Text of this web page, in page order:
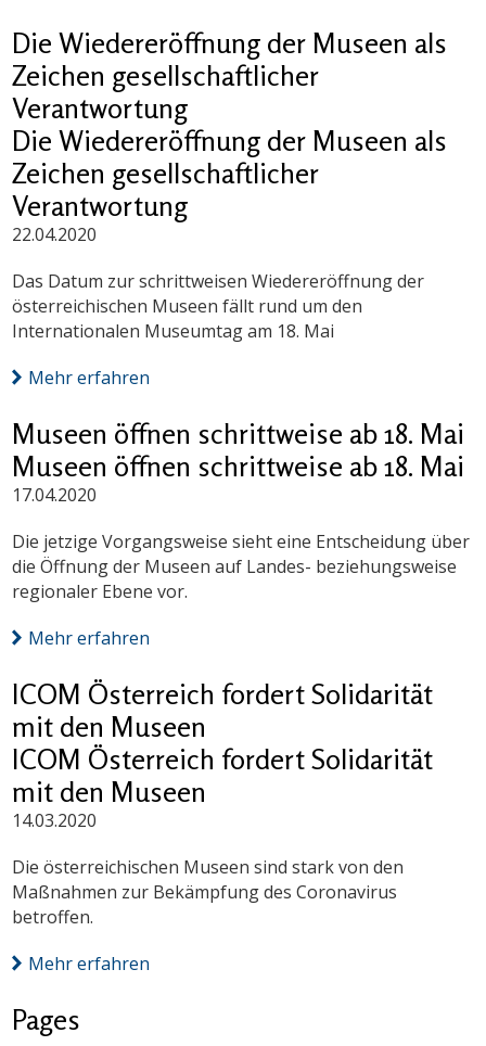
Die Wiedereröffnung der Museen als
Zeichen gesellschaftlicher
Verantwortung
Die Wiedereröffnung der Museen als
Zeichen gesellschaftlicher
Verantwortung
22.04.2020
Das Datum zur schrittweisen Wiedereröffnung der
österreichischen Museen fällt rund um den
Internationalen Museumtag am 18. Mai
Mehr erfahren
Museen öffnen schrittweise ab 18. Mai
Museen öffnen schrittweise ab 18. Mai
17.04.2020
Die jetzige Vorgangsweise sieht eine Entscheidung über
die Öffnung der Museen auf Landes- beziehungsweise
regionaler Ebene vor.
Mehr erfahren
ICOM Österreich fordert Solidarität
mit den Museen
ICOM Österreich fordert Solidarität
mit den Museen
14.03.2020
Die österreichischen Museen sind stark von den
Maßnahmen zur Bekämpfung des Coronavirus
betroffen.
Mehr erfahren
Pages